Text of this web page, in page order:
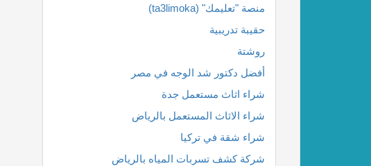
منصة "تعليمك" (ta3limoka)
حقيبة تدريبية
روشتة
أفضل دكتور شد الوجه في مصر
شراء اثاث مستعمل جدة
شراء الاثاث المستعمل بالرياض
شراء شقة في تركيا
شركة كشف تسربات المياه بالرياض